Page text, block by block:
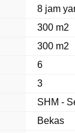
8 jam
300 m2
300 m2
6
3
SHM -
Bekas